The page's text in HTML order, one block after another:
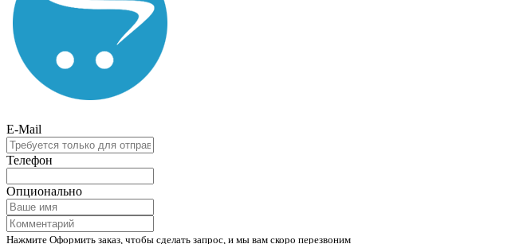
E-Mail
Телефон
Опционально
Нажмите Оформить заказ, чтобы сделать запрос, и мы вам скоро перезвоним